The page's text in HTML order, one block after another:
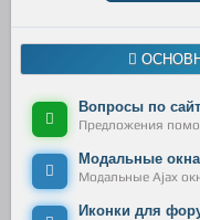
Вопросы по
Предложения
Модальные
Модальные Ajax
Иконки для